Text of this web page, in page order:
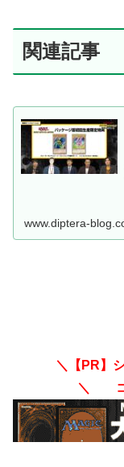
関連記事
www.diptera-
＼【PR】
＼ コ